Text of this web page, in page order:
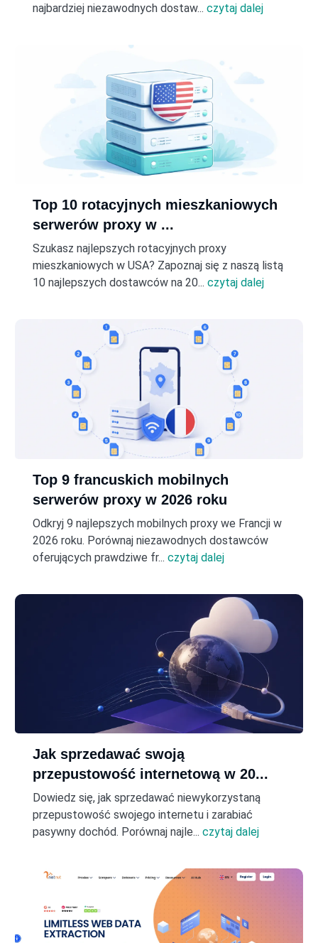
najbardziej niezawodnych dostaw... czytaj dalej
Top 10 rotacyjnych mieszkaniowych
serwerów proxy w ...
Szukasz najlepszych rotacyjnych proxy
mieszkaniowych w USA? Zapoznaj się z naszą listą
10 najlepszych dostawców na 20... czytaj dalej
Top 9 francuskich mobilnych
serwerów proxy w 2026 roku
Odkryj 9 najlepszych mobilnych proxy we Francji w
2026 roku. Porównaj niezawodnych dostawców
oferujących prawdziwe fr... czytaj dalej
Jak sprzedawać swoją
przepustowość internetową w 20...
Dowiedz się, jak sprzedawać niewykorzystaną
przepustowość swojego internetu i zarabiać
pasywny dochód. Porównaj najle... czytaj dalej